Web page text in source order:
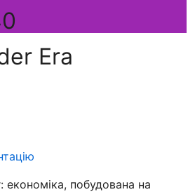
Era
економіка, побудована на